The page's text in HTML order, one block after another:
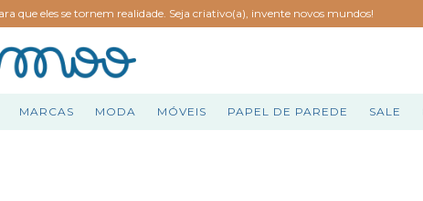
que eles se tornem realidade. Seja criativo(a), invente novos mundos!
MARCAS MODA MÓVEIS PAPEL DE PAREDE SALE